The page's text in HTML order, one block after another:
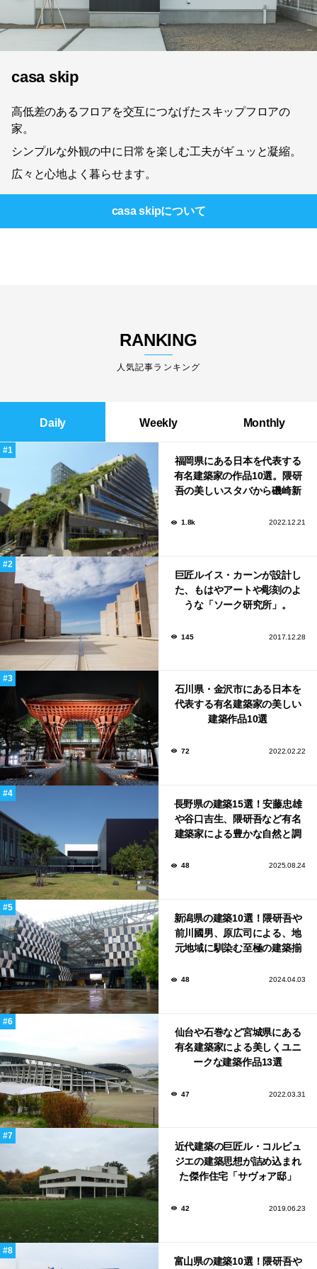
casa skip
高低差のあるフロアを交互につなげたスキップフロアの
家。
シンプルな外観の中に日常を楽しむ工夫がギュッと凝縮。
広々と心地よく暮らせます。
casa skipについて
RANKING
人気記事ランキング
Daily Weekly Monthly
福岡県にある日本を代表する
有名建築家の作品10選。隈研
吾の美しいスタバから磯崎新
1.8k 2022.12.21
巨匠ルイス・カーンが設計し
た、もはやアートや彫刻のよ
うな「ソーク研究所」。
145 2017.12.28
石川県・金沢市にある日本を
代表する有名建築家の美しい
建築作品10選
72 2022.02.22
長野県の建築15選！安藤忠雄
や谷口吉生、隈研吾など有名
建築家による豊かな自然と調
48 2025.08.24
新潟県の建築10選！隈研吾や
前川國男、原広司による、地
元地域に馴染む至極の建築揃
48 2024.04.03
仙台や石巻など宮城県にある
有名建築家による美しくユニ
ークな建築作品13選
47 2022.03.31
近代建築の巨匠ル・コルビュ
ジエの建築思想が詰め込まれ
た傑作住宅「サヴォア邸」
42 2019.06.23
富山県の建築10選！隈研吾や